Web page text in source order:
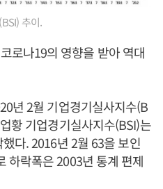
추이.
로나19의 영향을 받아 역대
년 2월 기업경기실사지수(B
황 기업경기실사지수(BSI)는
다. 2016년 2월 63을 보인
하락폭은 2003년 통계 편제